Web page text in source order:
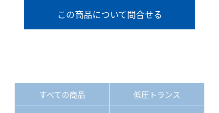
この商品について問合せる
すべての商品 低圧トランス